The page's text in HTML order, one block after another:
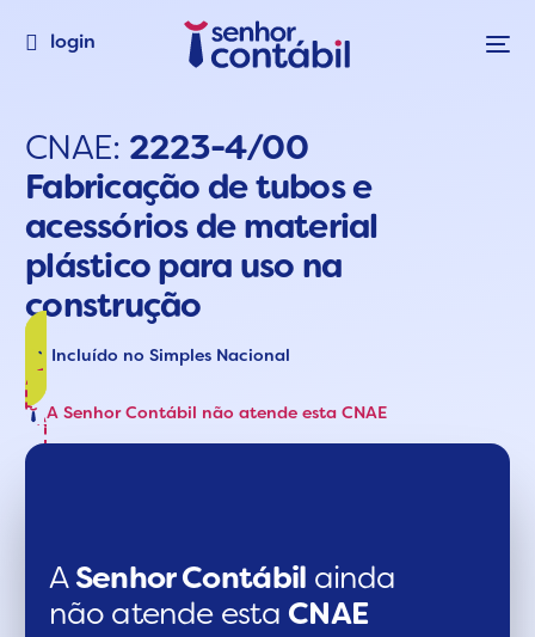
login
CNAE: 2223-4/00
Fabricação de tubos e
acessórios de material
plástico para uso na
construção
Incluído no Simples Nacional
A Senhor Contábil não atende esta CNAE
A Senhor Contábil ainda
não atende esta CNAE​